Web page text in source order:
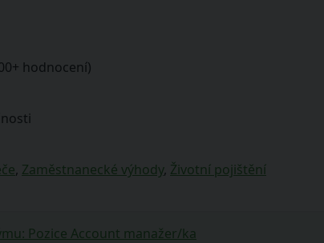
hodnocení)
, Zaměstnanecké výhody, Životní pojištění
Pozice Account manažer/ka